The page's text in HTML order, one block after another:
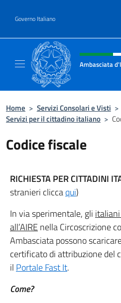
Governo Italiano
Intestazione sito,
Ambasciata
Home > Servizi Consolari e Visti >
Servizi per il cittadino italiano >
Codice fiscale
RICHIESTA PER CITTADINI
stranieri cliccaqui)
In via sperimentale, gli
all’AIRE nella Circoscrizione
Ambasciata possono
certificato di attribuzione del
il Portale Fast It.
Come?